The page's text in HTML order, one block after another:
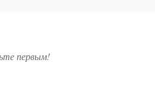
первым!